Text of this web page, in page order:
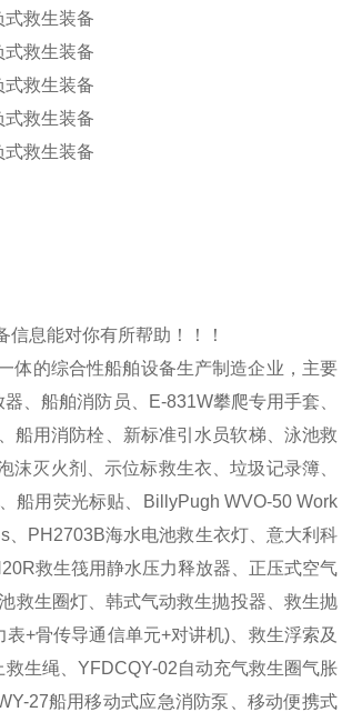
息能对你有所帮助！！！
体的综合性船舶设备生产制造企业，主要
、船舶消防员、E-831W攀爬专用手套、
船用消防栓、新标准引水员软梯、泳池救
灭火剂、示位标救生衣、垃圾记录簿、
船用荧光标贴、BillyPugh WVO-50 Work
、PH2703B海水电池救生衣灯、意大利科
救生筏用静水压力释放器、正压式空气
救生圈灯、韩式气动救生抛投器、救生抛
+骨传导通信单元+对讲机)、救生浮索及
生绳、YFDCQY-02自动充气救生圈气胀
27船用移动式应急消防泵、移动便携式